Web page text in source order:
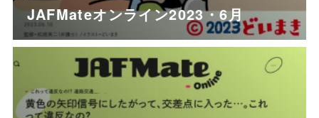
JAFMateオンライン2023・6月